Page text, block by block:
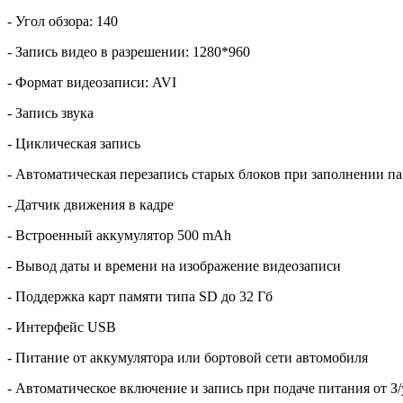
- Угол обзора: 140
- Запись видео в разрешении: 1280*960
- Формат видеозаписи: AVI
- Запись звука
- Циклическая запись
- Автоматическая перезапись старых блоков при заполнении
- Датчик движения в кадре
- Встроенный аккумулятор 500 mAh
- Вывод даты и времени на изображение видеозаписи
- Поддержка карт памяти типа SD до 32 Гб
- Интерфейс USB
- Питание от аккумулятора или бортовой сети автомобиля
- Автоматическое включение и запись при подаче питания от